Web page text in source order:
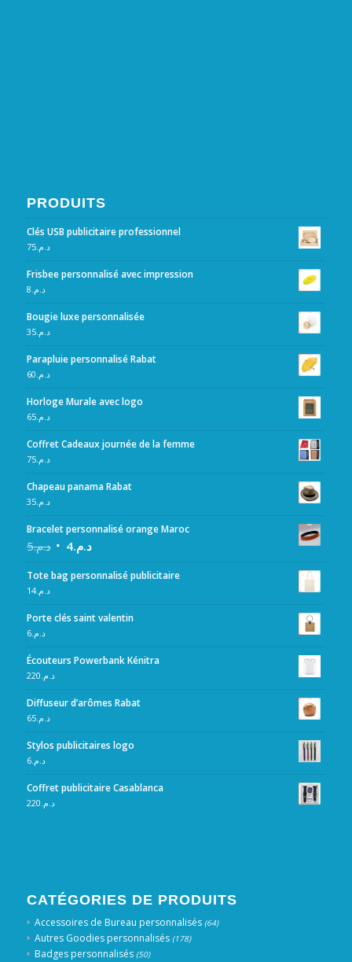
PRODUITS
Clés USB publicitaire professionnel
د.م.75
Frisbee personnalisé avec impression
د.م.8
Bougie luxe personnalisée
د.م.35
Parapluie personnalisé Rabat
د.م.60
Horloge Murale avec logo
د.م.65
Coffret Cadeaux journée de la femme
د.م.75
Chapeau panama Rabat
د.م.35
Bracelet personnalisé orange Maroc
د.م.5 د.م.4
Tote bag personnalisé publicitaire
د.م.14
Porte clés saint valentin
د.م.6
Écouteurs Powerbank Kénitra
د.م.220
Diffuseur d’arômes Rabat
د.م.65
Stylos publicitaires logo
د.م.6
Coffret publicitaire Casablanca
د.م.220
CATÉGORIES DE PRODUITS
Accessoires de Bureau personnalisés (64)
Autres Goodies personnalisés (178)
Badges personnalisés (50)